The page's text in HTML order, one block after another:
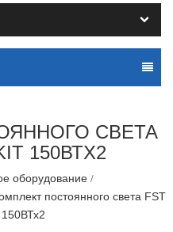
СВЕТА
150ВТХ2
оборудование
постоянного света FST